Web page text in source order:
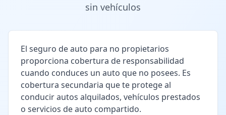
sin vehículos
El seguro de auto para no propietarios
proporciona cobertura de responsabilidad
cuando conduces un auto que no posees. Es
cobertura secundaria que te protege al
conducir autos alquilados, vehículos prestados
o servicios de auto compartido.